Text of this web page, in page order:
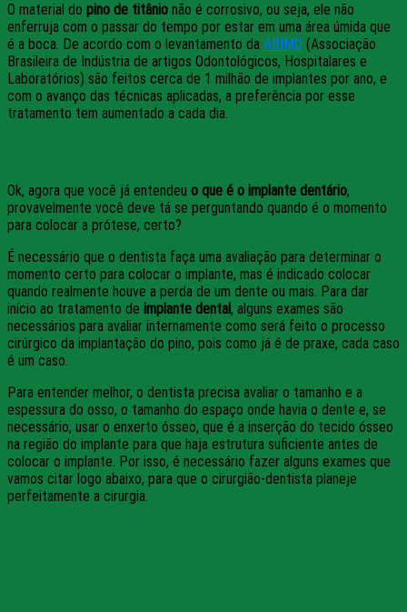
O material do pino de titânio não é corrosivo, ou seja, ele não
enferruja com o passar do tempo por estar em uma área úmida que
é a boca. De acordo com o levantamento da ABIMO (Associação
Brasileira de Indústria de artigos Odontológicos, Hospitalares e
Laboratórios) são feitos cerca de 1 milhão de implantes por ano, e
com o avanço das técnicas aplicadas, a preferência por esse
tratamento tem aumentado a cada dia.
Ok, agora que você já entendeu o que é o implante dentário,
provavelmente você deve tá se perguntando quando é o momento
para colocar a prótese, certo?
É necessário que o dentista faça uma avaliação para determinar o
momento certo para colocar o implante, mas é indicado colocar
quando realmente houve a perda de um dente ou mais. Para dar
início ao tratamento de implante dental, alguns exames são
necessários para avaliar internamente como será feito o processo
cirúrgico da implantação do pino, pois como já é de praxe, cada caso
é um caso.
Para entender melhor, o dentista precisa avaliar o tamanho e a
espessura do osso, o tamanho do espaço onde havia o dente e, se
necessário, usar o enxerto ósseo, que é a inserção do tecido ósseo
na região do implante para que haja estrutura suficiente antes de
colocar o implante. Por isso, é necessário fazer alguns exames que
vamos citar logo abaixo, para que o cirurgião-dentista planeje
perfeitamente a cirurgia.